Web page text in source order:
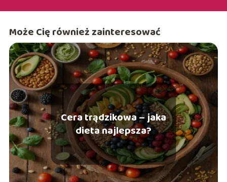
Może Cię również zainteresować
Cera trądzikowa – jaka
dieta najlepsza?